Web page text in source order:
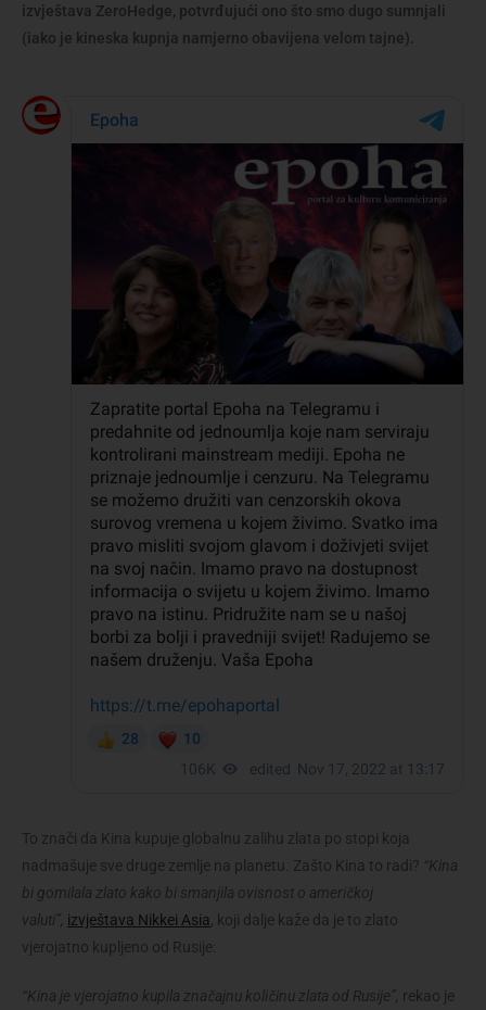
izvještava ZeroHedge, potvrđujući ono što smo dugo sumnjali
(iako je kineska kupnja namjerno obavijena velom tajne).
To znači da Kina kupuje globalnu zalihu zlata po stopi koja
nadmašuje sve druge zemlje na planetu. Zašto Kina to radi? “Kina
bi gomilala zlato kako bi smanjila ovisnost o američkoj
valuti”, izvještava Nikkei Asia, koji dalje kaže da je to zlato
vjerojatno kupljeno od Rusije:
“Kina je vjerojatno kupila značajnu količinu zlata od Rusije”, rekao je